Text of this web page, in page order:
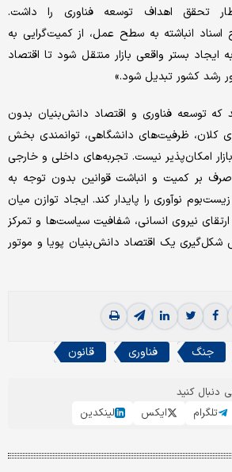
تحقق اهداف توسعه فناوری را داشت.
اسناد انباشته به سطح عمل، از کمیت‌گرایی به
ایجاد بستر واقعی بازار منتقل شود تا اقتصاد
رشد کشور تبدیل شود.»
که توسعه فناوری و اقتصاد دانش‌بنیان بدون
کلان، ظرفیت‌های دانشگاهی، توانمندی بخش
امکان‌پذیر نیست. تجربه‌های داخلی و خارجی
بر کمیت و انباشت قوانین بدون توجه به
نوآوری را پایدار کند. ایجاد توازن میان
نیروی انسانی، شفافیت سیاست‌ها و تمرکز
شکل‌گیری یک اقتصاد دانش‌بنیان پویا و موتور
جنگ فناوری قانون
دنبال کنید
تلگرام ایکس لینکدین